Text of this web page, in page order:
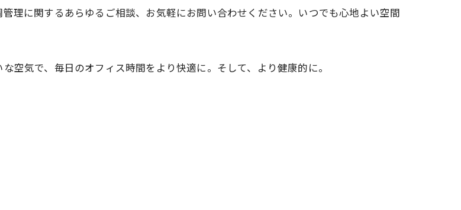
理に関するあらゆるご相談、お気軽にお問い合わせください。いつでも心地よい空間
空気で、毎日のオフィス時間をより快適に。そして、より健康的に。